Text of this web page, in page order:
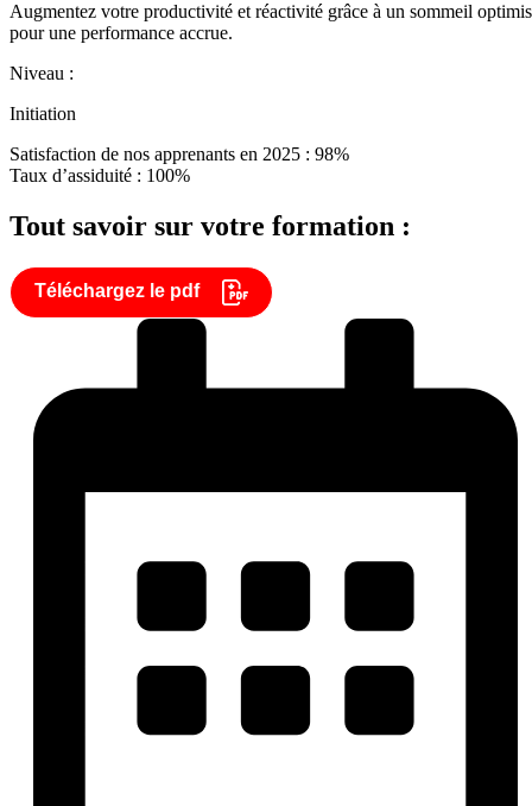
Augmentez votre productivité et réactivité grâce à un sommeil
pour une performance accrue.
Niveau :
Initiation
Satisfaction de nos apprenants en 2025 : 98%
Taux d’assiduité : 100%
Tout savoir sur votre formation :
Téléchargez le pdf